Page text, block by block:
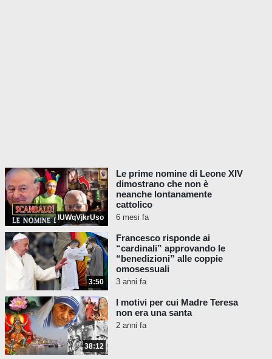
... Aprirò le quattro direzioni.
Fischierò quattro volte. Questo è
un osso di tacchino selvatico che
ho da circa 20 anni e lo uso nelle
mie cerimonie. Prima di farlo,
vorrei che metteste le mani sul
cuore, ognuno di voi.
...Il cuore può essere come un
bastone parlante. Ma è lì che il
Creatore ha messo la saggezza
negli esseri umani e spesso
abbiamo bisogno di ricordarcelo.
È un gesto importante per
connetterci con quella saggezza.
lUWqVjkrUso
Le prime nomine di Leone XIV
dimostrano che non è
neanche lontanamente
cattolico
6 mesi fa
3:50
Francesco risponde ai
“cardinali” approvando le
“benedizioni” alle coppie
omosessuali
3 anni fa
38:12
I motivi per cui Madre Teresa
non era una santa
2 anni fa